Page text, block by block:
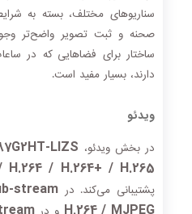
سناریوهای مختلف، بسته به
صحنه و ثبت تصویر واضح‌تر
ساختار برای فضاهایی که در
دارند، بسیار مفید است.
ویدئو
در بخش ویدئو، LIZS
H.264 / H.264+ / H.265+
پشتیبانی می‌کند. درstream